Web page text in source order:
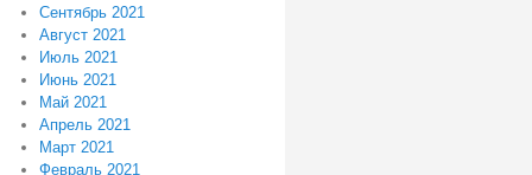
Сентябрь 2021
Август 2021
Июль 2021
Июнь 2021
Май 2021
Апрель 2021
Март 2021
Февраль 2021